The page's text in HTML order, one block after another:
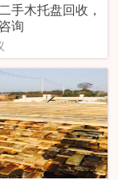
手木托盘回收，
询